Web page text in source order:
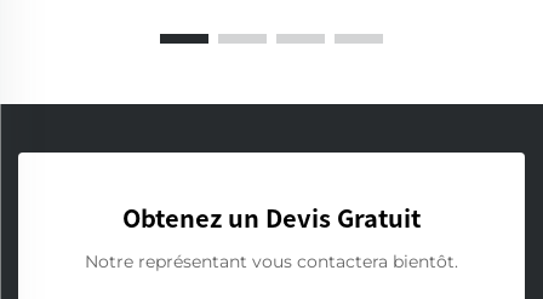
Obtenez un Devis Gratuit
Notre représentant vous contactera bientôt.